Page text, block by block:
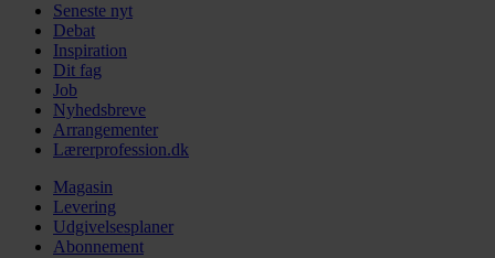
Seneste nyt
Debat
Inspiration
Dit fag
Job
Nyhedsbreve
Arrangementer
Lærerprofession.dk
Magasin
Levering
Udgivelsesplaner
Abonnement